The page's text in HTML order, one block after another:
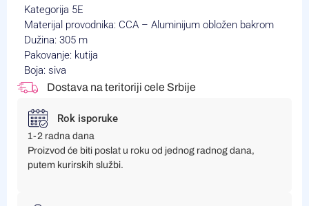
Kategorija 5E
Materijal provodnika: CCA – Aluminijum obložen bakrom
Dužina: 305 m
Pakovanje: kutija
Boja: siva
Dostava na teritoriji cele Srbije
Rok isporuke
1-2 radna dana
Proizvod će biti poslat u roku od jednog radnog dana,
putem kurirskih službi.